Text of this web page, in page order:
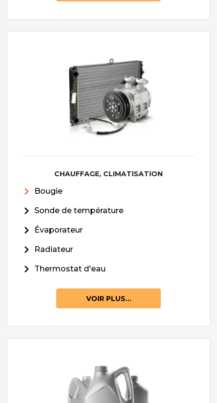
CHAUFFAGE, CLIMATISATION
Bougie
Sonde de température
Évaporateur
Radiateur
Thermostat d'eau
VOIR PLUS...